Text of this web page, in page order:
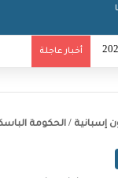
أخبار عاجلة
إسبانية / الحكومة